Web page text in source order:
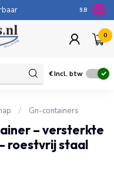
100
9.8
0
€Incl. btw
/ Gn-containers
– versterkte
roestvrij staal